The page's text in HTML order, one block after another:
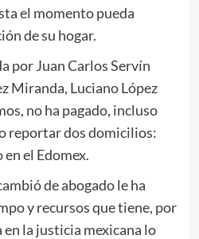
el momento pueda
de su hogar.
por Juan Carlos Servín
Miranda, Luciano López
no ha pagado, incluso
reportar dos domicilios:
el Edomex.
de abogado le ha
y recursos que tiene, por
en la justicia mexicana lo